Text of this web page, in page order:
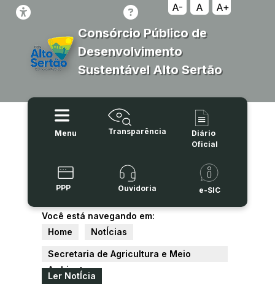
A- A A+
Consórcio Público de
Desenvolvimento
Sustentável Alto Sertão
Menu Transparência
Diário
Oficial
PPP Ouvidoria e-SIC
Você está navegando em:
Home
NotÍcias
Secretaria de Agricultura e Meio
Ambiente
Ler NotÍcia